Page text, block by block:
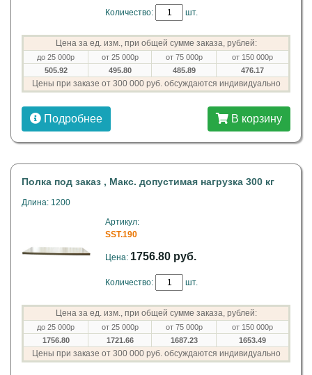
Количество: шт.
Цена за ед. изм., при общей сумме заказа, рублей:
до 25 000р от 25 000р от 75 000р
от 150 000р
505.92
495.80 485.89 476.17
Цены при заказе от 300 000 руб. обсуждаются индивидуально
Подробнее В корзину
Полка под заказ , Макс. допустимая нагрузка 300 кг
Длина: 1200
Артикул:
SST.190
Цена: 1756.80 руб.
Количество: шт.
Цена за ед. изм., при общей сумме заказа, рублей:
до 25 000р от 25 000р от 75 000р
от 150 000р
1756.80
1721.66 1687.23 1653.49
Цены при заказе от 300 000 руб. обсуждаются индивидуально